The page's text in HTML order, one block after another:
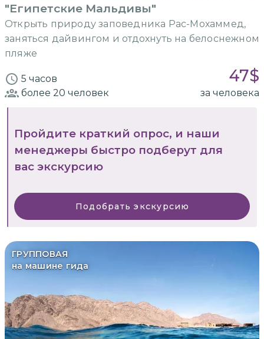
"Египетские Мальдивы"
Открыть природу заповедника Рас-Мохаммед,
заняться дайвингом и отдохнуть на белоснежном
пляже
5 часов 47$
более 20 человек за человека
Пройдите краткий опрос, и наши
менеджеры быстро подберут для
вас экскурсию
Подобрать экскурсию
ГРУППОВАЯ
на машине гида